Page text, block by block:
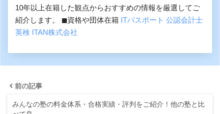
10年以上在籍した観点からおすすめの情報を厳選してご
紹介します。 ◼︎資格や団体在籍 ITパスポート 公認会計士
英検 ITAN株式会社
前の記事
みんなの塾の料金体系・合格実績・評判をご紹介！他の塾と比